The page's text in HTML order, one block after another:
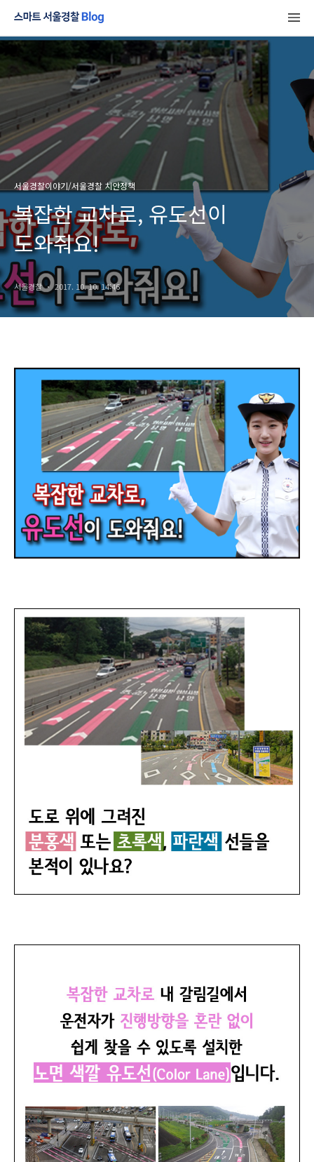
서울경찰이야기/서울경찰 치안정책
복잡한 교차로, 유도선이
도와줘요!
서울경찰 2017. 10. 10. 14:46